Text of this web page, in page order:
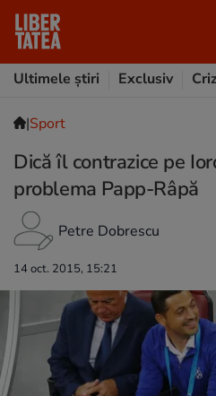
Ultimele știri
Exclusiv
|Sport
Dică îl contrazice pe
problema Papp-Râpă
Petre Dobrescu
14 oct. 2015, 15:21